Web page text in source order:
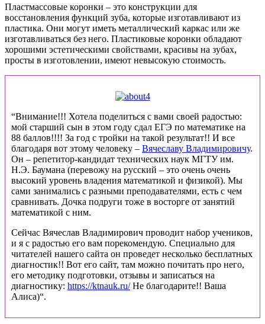
Пластмассовые коронки – это конструкции для
восстановления функций зуба, которые изготавливают из
пластика. Они могут иметь металлический каркас или же
изготавливаться без него. Пластиковые коронки обладают
хорошими эстетическими свойствами, красивы на зубах,
просты в изготовлении, имеют невысокую стоимость.
“Внимание!!! Хотела поделиться с вами своей радостью:
мой старший сын в этом году сдал ЕГЭ по математике на
88 баллов!!!! За год с тройки на такой результат!! И все
благодаря вот этому человеку – Вячеславу Владимировичу.
Он – репетитор-кандидат технических наук МГТУ им.
Н.Э. Баумана (перевожу на русский – это очень очень
высокий уровень владения математикой и физикой). Мы
сами занимались с разными преподавателями, есть с чем
сравнивать. Дочка подруги тоже в восторге от занятий
математикой с ним.
Сейчас Вячеслав Владимирович проводит набор учеников,
и я с радостью его вам порекомендую. Специально для
читателей нашего сайта он проведет несколько бесплатных
диагностик!! Вот его сайт, там можно почитать про него,
его методику подготовки, отзывы и записаться на
диагностику: https://ktnauk.ru/Не благодарите!! Ваша
Алиса)“.